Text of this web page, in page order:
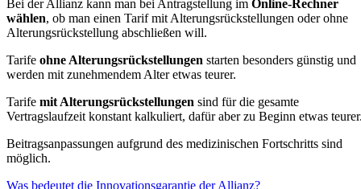
Bei der Allianz kann man bei Antragstellung im Online-Rechner
wählen, ob man einen Tarif mit Alterungsrückstellungen oder ohne
Alterungsrückstellung abschließen will.
Tarife ohne Alterungsrückstellungen starten besonders günstig und
werden mit zunehmendem Alter etwas teurer.
Tarife mit Alterungsrückstellungen sind für die gesamte
Vertragslaufzeit konstant kalkuliert, dafür aber zu Beginn etwas
Beitragsanpassungen aufgrund des medizinischen Fortschritts sind
möglich.
Was bedeutet die Innovationsgarantie der Allianz?